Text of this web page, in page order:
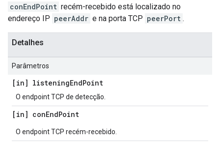
conEndPoint recém-recebido está localizado no
endereço IP peerAddr e na porta TCP peerPort .
Detalhes
Parâmetros
[in] listeningEndPoint
O endpoint TCP de detecção.
[in] conEndPoint
O endpoint TCP recém-recebido.